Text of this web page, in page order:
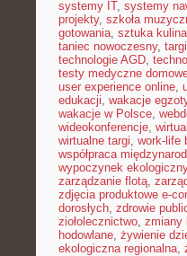
systemy IT, systemy
projekty, szkoła
gotowania, sztuka
taniec nowoczesny,
technologie AGD,
testy medyczne
user experience online,
edukacji, wakacje
wakacje w Polsce,
wideokonferencje,
wirtualne targi, work-life
współpraca
wypoczynek ekologiczny
zarządzanie flotą,
zdjęcia produktowe e-
dorosłych, zdrowie
ziołolecznictwo, zmiany
hodowlane, żywienie
ekologiczna regionalna,